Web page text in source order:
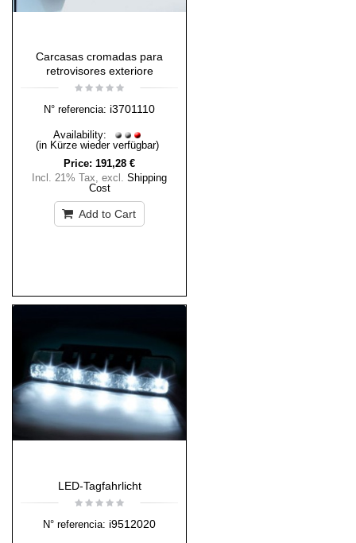
Carcasas cromadas para
retrovisores exteriore
N° referencia: i3701110
Availability:
(in Kürze wieder verfügbar)
Price: 191,28 €
Incl. 21% Tax, excl. Shipping
Cost
Add to Cart
LED-Tagfahrlicht
N° referencia: i9512020